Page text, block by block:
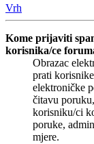
Vrh
Kome prijaviti
korisnika/ce
Obrazac
prati
elektroničke
čitavu
korisniku/ci
poruke,
mjere.